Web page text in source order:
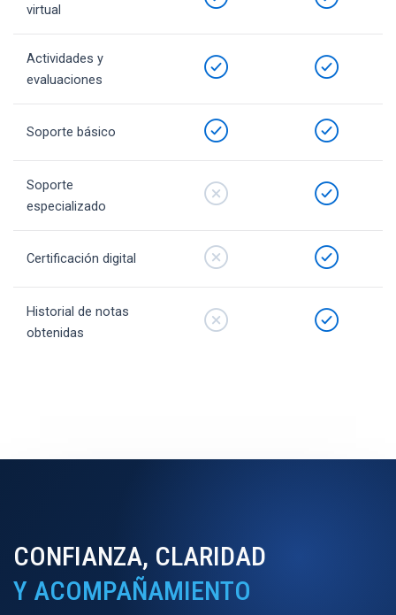
virtual
Actividades y
evaluaciones
Soporte básico
Soporte
especializado
Certificación digital
Historial de notas
obtenidas
CONFIANZA, CLARIDAD
Y ACOMPAÑAMIENTO